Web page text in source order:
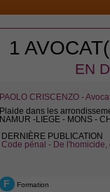
1
EN
PAOLO CRISCENZO -
Plaide dans les
NAMUR -LIEGE - MONS -
DERNIÈRE PUBLICATION
Code pénal - De
F Formation